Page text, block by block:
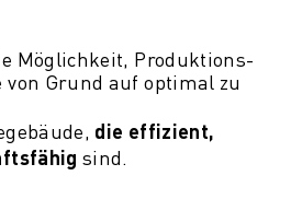
Möglichkeit, Produktions-
Grund auf optimal zu
die effizient,
sind.